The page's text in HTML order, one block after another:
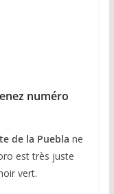
numéro
de la Puebla ne
est très juste
vert.